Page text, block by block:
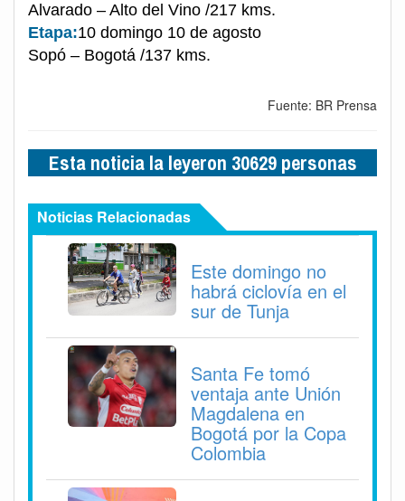
Alvarado – Alto del Vino /217 kms.
Etapa:10 domingo 10 de agosto
Sopó – Bogotá /137 kms.
Fuente: BR Prensa
Esta noticia la leyeron 30629 personas
Noticias Relacionadas
Este domingo no
habrá ciclovía en el
sur de Tunja
Santa Fe tomó
ventaja ante Unión
Magdalena en
Bogotá por la Copa
Colombia